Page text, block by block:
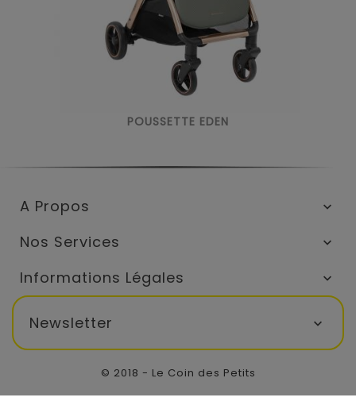
POUSSETTE EDEN
A Propos 
Nos Services 
Informations Légales 
Newsletter 
© 2018 - Le Coin des Petits